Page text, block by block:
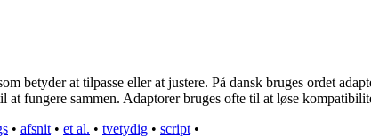
betyder at tilpasse eller at justere. På dansk bruges ordet
fungere sammen. Adaptorer bruges ofte til at løse
• afsnit • et al. • tvetydig • script •